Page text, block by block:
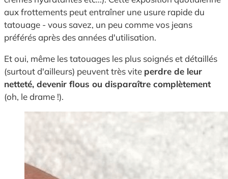
aux frottements peut entraîner une usure rapide du
tatouage - vous savez, un peu comme vos jeans
préférés après des années d'utilisation.
Et oui, même les tatouages les plus soignés et détaillés
(surtout d'ailleurs) peuvent très vite perdre de leur
netteté, devenir flous ou disparaître complètement
(oh, le drame !).